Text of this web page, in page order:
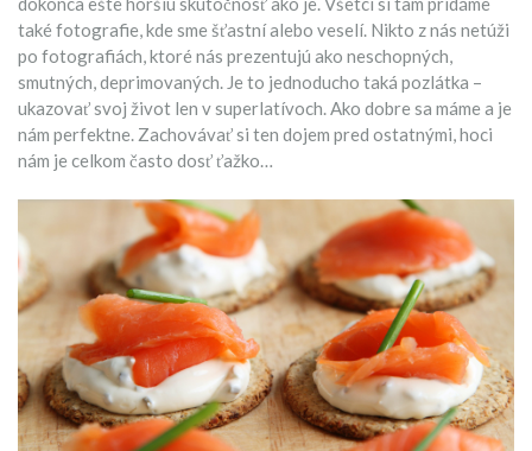
také fotografie, kde sme šťastní alebo veselí. Nikto z nás netúži
po fotografiách, ktoré nás prezentujú ako neschopných,
smutných, deprimovaných. Je to jednoducho taká pozlátka –
ukazovať svoj život len v superlatívoch. Ako dobre sa máme a je
nám perfektne. Zachovávať si ten dojem pred ostatnými, hoci
nám je celkom často dosť ťažko…